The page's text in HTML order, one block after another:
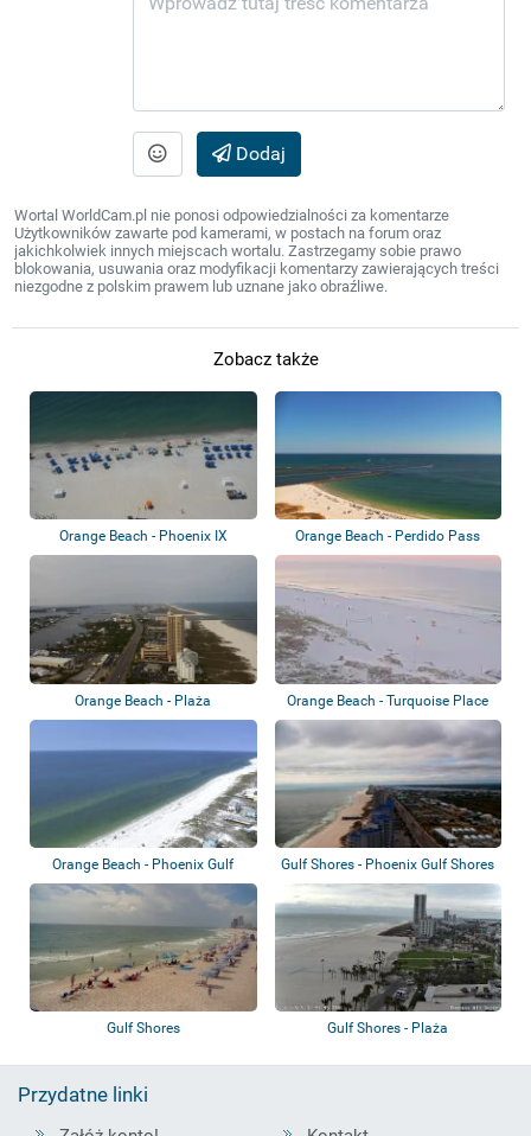
Dodaj
Wortal WorldCam.pl nie ponosi odpowiedzialności za komentarze
Użytkowników zawarte pod kamerami, w postach na forum oraz
jakichkolwiek innych miejscach wortalu. Zastrzegamy sobie prawo
blokowania, usuwania oraz modyfikacji komentarzy zawierających treści
niezgodne z polskim prawem lub uznane jako obraźliwe.
Zobacz także
Orange Beach - Phoenix IX Orange Beach - Perdido Pass
Orange Beach - Plaża Orange Beach - Turquoise Place
Orange Beach - Phoenix Gulf
Towers
Gulf Shores - Phoenix Gulf Shores
II
Gulf Shores Gulf Shores - Plaża
Przydatne linki